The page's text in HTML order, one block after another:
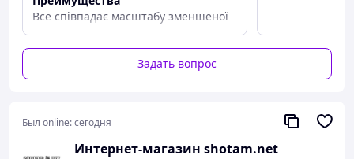
Все співпадає масштабу зменшеної
версії
Задать вопрос
Был online:сегодня
Интернет-магазин shotam.net